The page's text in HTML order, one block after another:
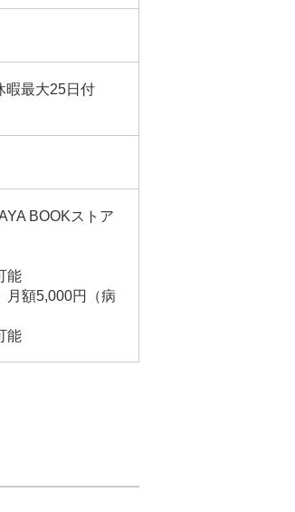
暇最大25日付
BOOKストア
能
月額5,000円（病
能